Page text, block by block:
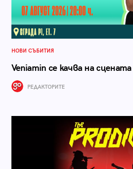
НОВИ СЪБИТИЯ
Veniamin се качва на
РЕДАКТОРИТЕ